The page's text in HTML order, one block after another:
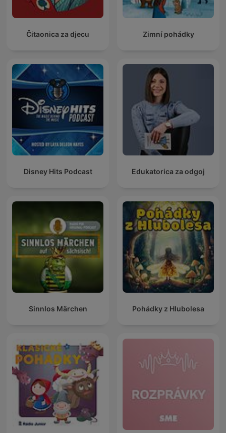
Čitaonica za djecu Zimní pohádky
Disney Hits Podcast Edukatorica za odgoj
Sinnlos Märchen Pohádky z Hlubolesa